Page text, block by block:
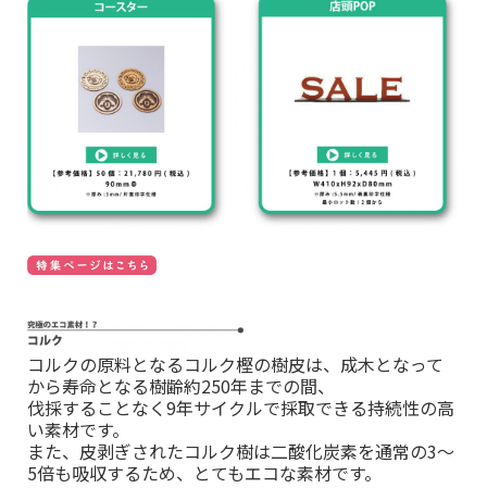
コルクの原料となるコルク樫の樹皮は、成木となって
から寿命となる樹齢約250年までの間、
伐採することなく9年サイクルで採取できる持続性の高
い素材です。
また、皮剥ぎされたコルク樹は二酸化炭素を通常の3～
5倍も吸収するため、とてもエコな素材です。